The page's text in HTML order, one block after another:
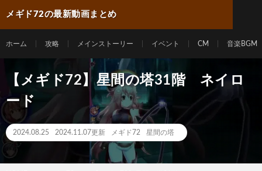
メギド72の最新動画まとめ
ホーム 攻略 メインストーリー イベント CM 音楽BGM
【メギド72】星間の塔31階 ネイロ
ード
2024.08.25 2024.11.07更新 メギド72 星間の塔